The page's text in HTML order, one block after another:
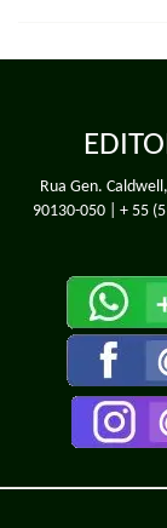
Rua Gen.
90130-050 | + 55